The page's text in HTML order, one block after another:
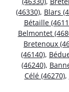
(46330), Blars
Bétaille
Belmontet
Bretenoux
(46140),
(46240),
Célé (46270),